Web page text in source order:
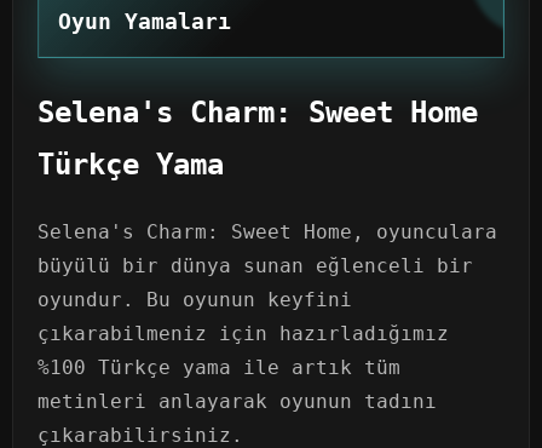
Oyun Yamaları
Selena's Charm: Sweet Home
Türkçe Yama
Selena's Charm: Sweet Home, oyunculara
büyülü bir dünya sunan eğlenceli bir
oyundur. Bu oyunun keyfini
çıkarabilmeniz için hazırladığımız
%100 Türkçe yama ile artık tüm
metinleri anlayarak oyunun tadını
çıkarabilirsiniz.